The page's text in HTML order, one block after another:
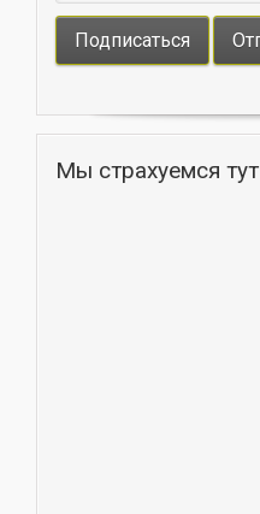
Мы страхуемся тут